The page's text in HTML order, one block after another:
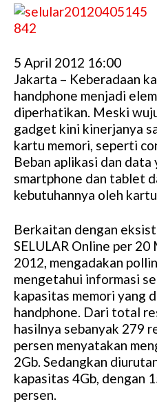
5 April 2012 16:00
Jakarta – Keberadaan
handphone menjadi
diperhatikan. Meski
gadget kini kinerjanya
kartu memori, seperti
Beban aplikasi dan data
smartphone dan tablet
kebutuhannya oleh
Berkaitan dengan
SELULAR Online per
2012, mengadakan
mengetahui informasi
kapasitas memori yang
handphone. Dari total
hasilnya sebanyak 279
persen menyatakan
2Gb. Sedangkan
kapasitas 4Gb, dengan
persen.